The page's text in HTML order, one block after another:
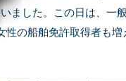
ました。この日は、一
性の船舶免許取得者も